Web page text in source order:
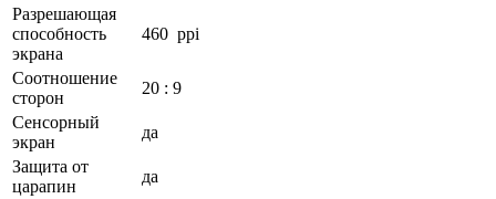
Разрешающая
способность
экрана
460 ppi
Соотношение
сторон
20 : 9
Сенсорный
экран
да
Защита от
царапин
да